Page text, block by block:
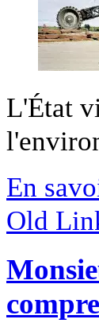
L'État
En
Old